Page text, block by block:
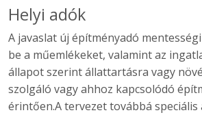
Helyi adók
A javaslat új építményadó
be a műemlékeket, valamint az
állapot szerint állattartásra vagy
szolgáló vagy ahhoz kapcsolódó
érintően.A tervezet továbbá speciális